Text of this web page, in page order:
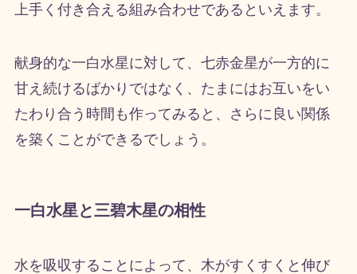
上手く付き合える組み合わせであるといえます。
献身的な一白水星に対して、七赤金星が一方的に
甘え続けるばかりではなく、たまにはお互いをい
たわり合う時間も作ってみると、さらに良い関係
を築くことができるでしょう。
一白水星と三碧木星の相性
水を吸収することによって、木がすくすくと伸び